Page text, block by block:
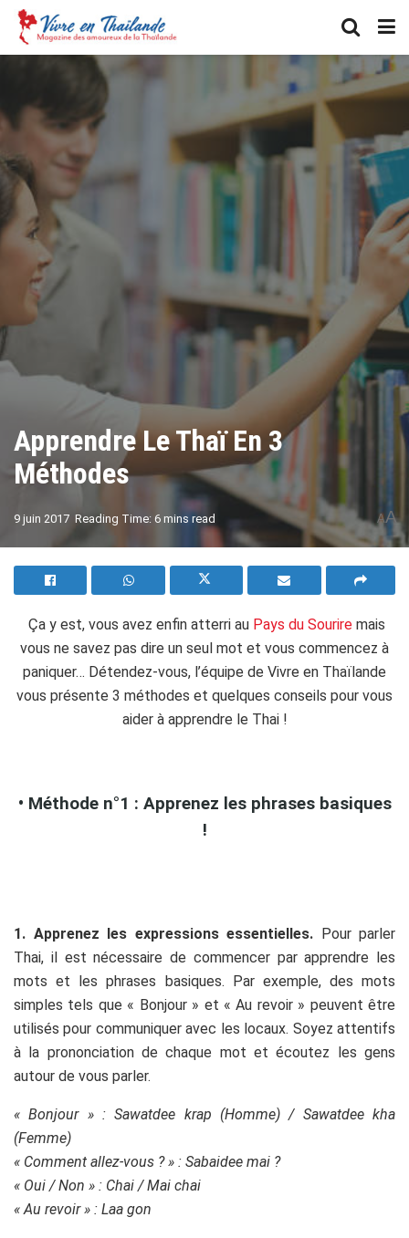
Apprendre Le Thaï En 3
Méthodes
9 juin 2017 Reading Time: 6 mins read AA
Ça y est, vous avez enfin atterri au Pays du Sourire mais
vous ne savez pas dire un seul mot et vous commencez à
paniquer… Détendez-vous, l’équipe de Vivre en Thaïlande
vous présente 3 méthodes et quelques conseils pour vous
aider à apprendre le Thai !
• Méthode n°1 : Apprenez les phrases basiques
!
1. Apprenez les expressions essentielles. Pour parler
Thai, il est nécessaire de commencer par apprendre les
mots et les phrases basiques. Par exemple, des mots
simples tels que « Bonjour » et « Au revoir » peuvent être
utilisés pour communiquer avec les locaux. Soyez attentifs
à la prononciation de chaque mot et écoutez les gens
autour de vous parler.
« Bonjour » : Sawatdee krap (Homme) / Sawatdee kha
(Femme)
« Comment allez-vous ? » : Sabaidee mai ?
« Oui / Non » : Chai / Mai chai
« Au revoir » : Laa gon